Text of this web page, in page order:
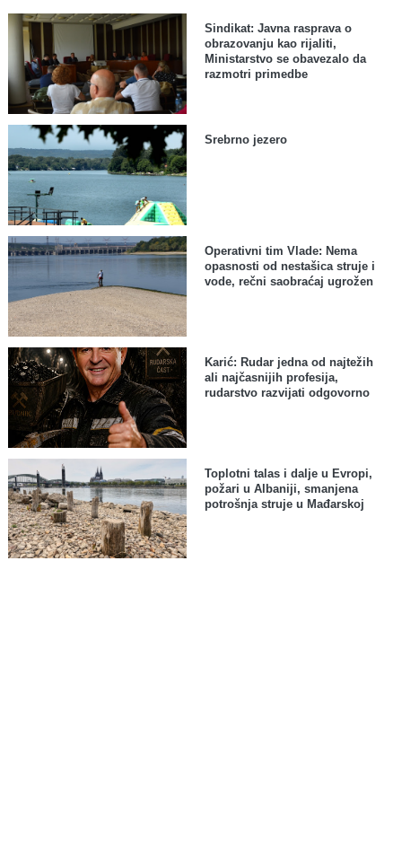
Sindikat: Javna rasprava o
obrazovanju kao rijaliti,
Ministarstvo se obavezalo da
razmotri primedbe
Srebrno jezero
Operativni tim Vlade: Nema
opasnosti od nestašica struje i
vode, rečni saobraćaj ugrožen
Karić: Rudar jedna od najtežih
ali najčasnijih profesija,
rudarstvo razvijati odgovorno
Toplotni talas i dalje u Evropi,
požari u Albaniji, smanjena
potrošnja struje u Mađarskoj